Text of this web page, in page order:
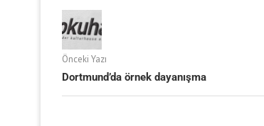
Önceki Yazı
Dortmund’da örnek dayanışma